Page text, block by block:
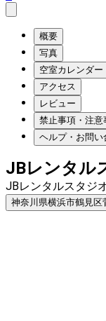
概要
写真
空室カレンダー
アクセス
レビュー
禁止事項・注意
ヘルプ・お問い
JBレンタル
JBレンタルスタジ
神奈川県横浜市鶴見区